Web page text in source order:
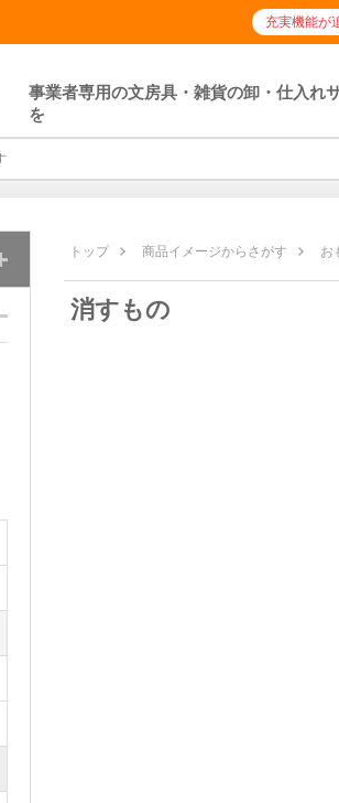
充実機能が
事業者専用の文房具・雑貨の卸・仕入れ
を
トップ 商品イメージからさがす お
消すもの